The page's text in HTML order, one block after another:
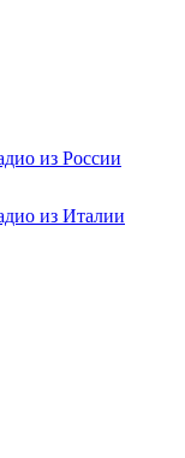
из России
из Италии